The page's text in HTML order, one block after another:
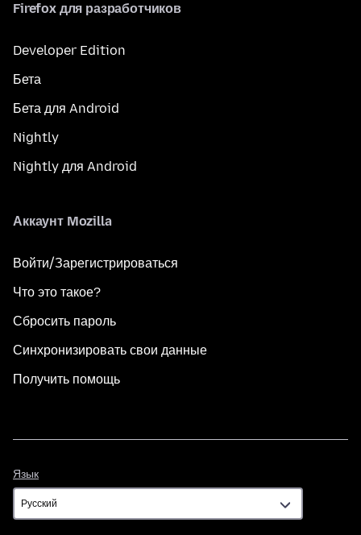
Firefox для разработчиков
Developer Edition
Бета
Бета для Android
Nightly
Nightly для Android
Аккаунт Mozilla
Войти/Зарегистрироваться
Что это такое?
Сбросить пароль
Синхронизировать свои данные
Получить помощь
Язык